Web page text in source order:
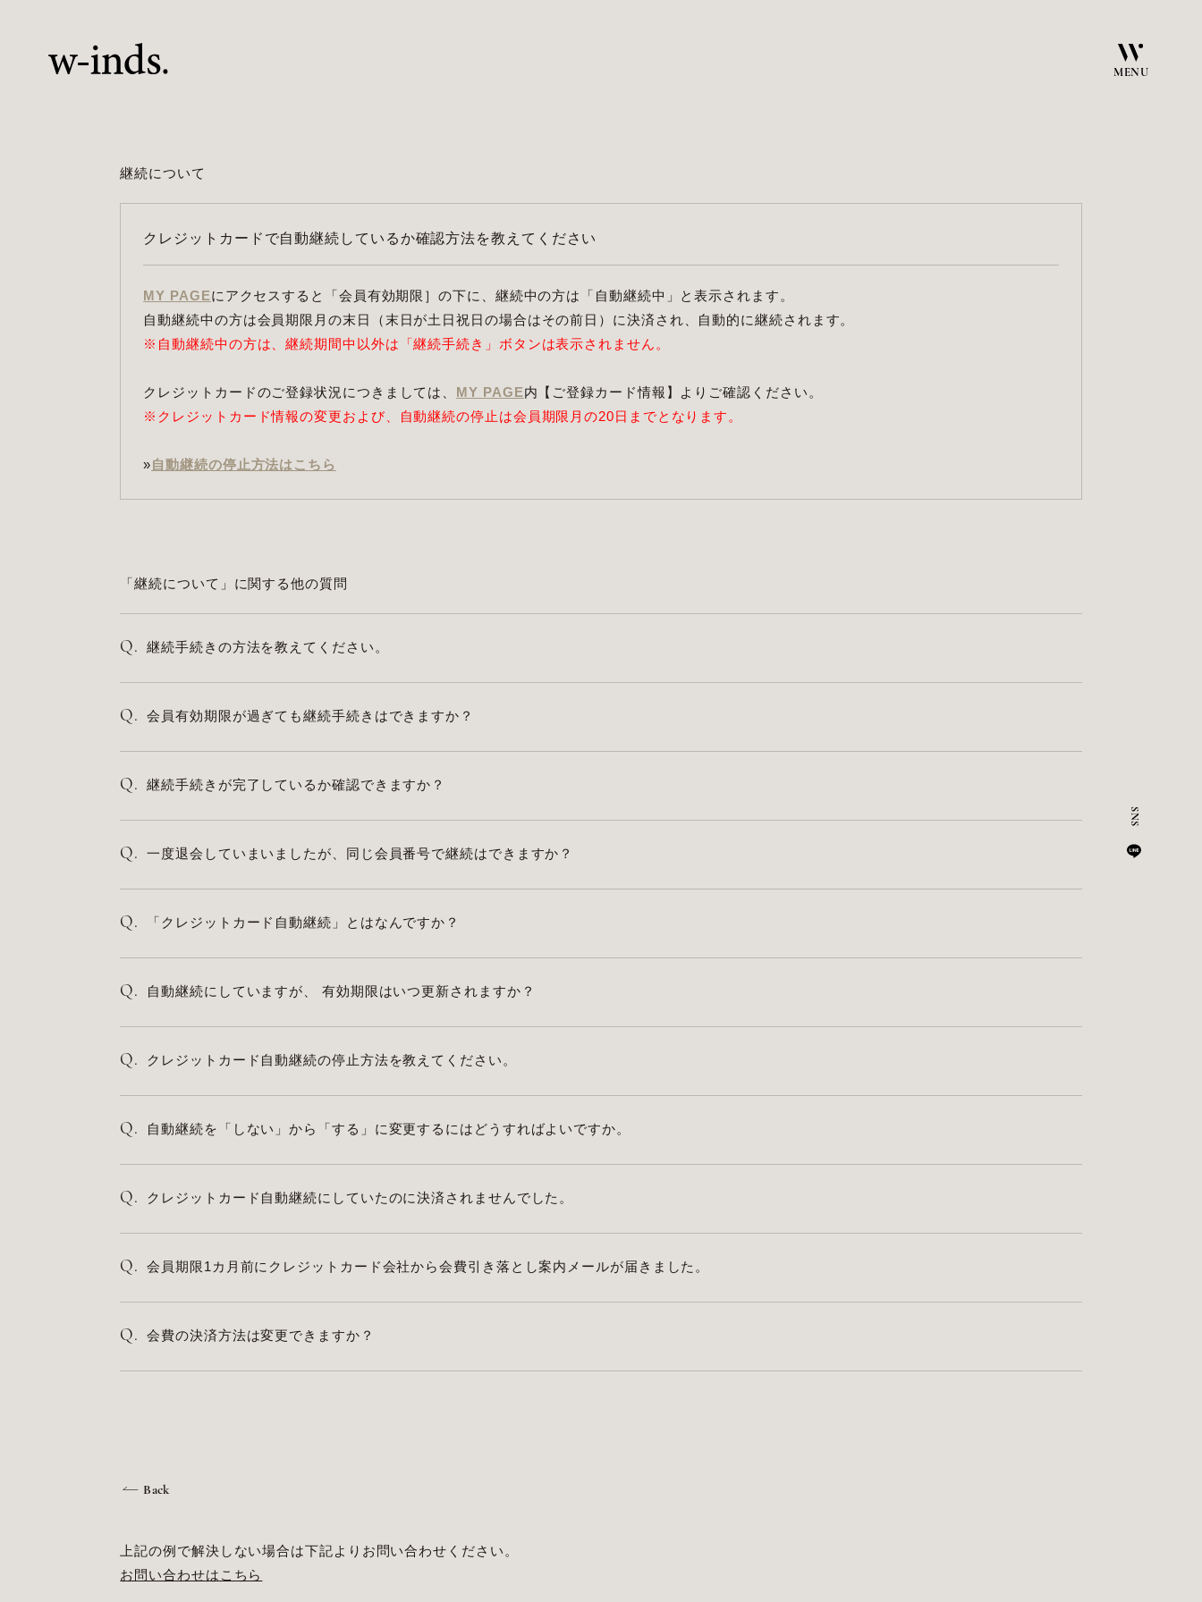
MENU
継続について
クレジットカードで自動継続しているか確認方法を教えてください
MY PAGEにアクセスすると「会員有効期限］の下に、継続中の方は「自動継続中」と表示されます。
自動継続中の方は会員期限月の末日（末日が土日祝日の場合はその前日）に決済され、自動的に継続されます。
※自動継続中の方は、継続期間中以外は「継続手続き」ボタンは表示されません。
クレジットカードのご登録状況につきましては、 MY PAGE内【ご登録カード情報】よりご確認ください。
※クレジットカード情報の変更および、自動継続の停止は会員期限月の20日までとなります。
»自動継続の停止方法はこちら
「継続について」に関する他の質問
Q. 継続手続きの方法を教えてください。
Q. 会員有効期限が過ぎても継続手続きはできますか？
Q. 継続手続きが完了しているか確認できますか？
Q. 一度退会していまいましたが、同じ会員番号で継続はできますか？
Q. 「クレジットカード自動継続」とはなんですか？
Q. 自動継続にしていますが、 有効期限はいつ更新されますか？
Q. クレジットカード自動継続の停止方法を教えてください。
Q. 自動継続を「しない」から「する」に変更するにはどうすればよいですか。
Q. クレジットカード自動継続にしていたのに決済されませんでした。
Q. 会員期限1カ月前にクレジットカード会社から会費引き落とし案内メールが届きました。
Q. 会費の決済方法は変更できますか？
Back
上記の例で解決しない場合は下記よりお問い合わせください。
お問い合わせはこちら